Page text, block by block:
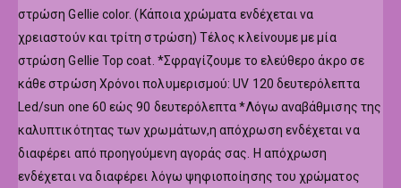
στρώση Gellie color. (Κάποια χρώματα ενδέχεται να
χρειαστούν και τρίτη στρώση) Τέλος κλείνουμε με μία
στρώση Gellie Top coat. *Σφραγίζουμε το ελεύθερο άκρο σε
κάθε στρώση Χρόνοι πολυμερισμού: UV 120 δευτερόλεπτα
Led/sun one 60 εώς 90 δευτερόλεπτα *Λόγω αναβάθμισης της
καλυπτικότητας των χρωμάτων,η απόχρωση ενδέχεται να
διαφέρει από προηγούμενη αγοράς σας. Η απόχρωση
ενδέχεται να διαφέρει λόγω ψηφιοποίησης του χρώματος